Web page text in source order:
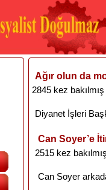
Ağır olun da
2845 kez bakılmış
Diyanet İşleri
Can Soyer’e
2515 kez bakılmış
Can Soyer